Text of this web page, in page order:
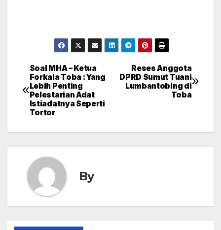
Post
navigation
Reses Anggota
DPRD Sumut Tuani
Lumbantobing di
Toba
Soal MHA – Ketua
Forkala Toba : Yang
Lebih Penting
Pelestarian Adat
Istiadatnya Seperti
Tortor
By